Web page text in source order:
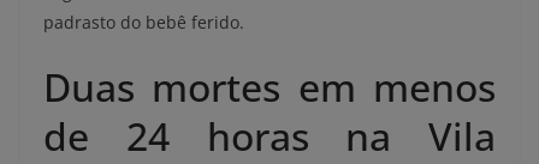
padrasto do bebê ferido.
Duas mortes em menos
de 24 horas na Vila